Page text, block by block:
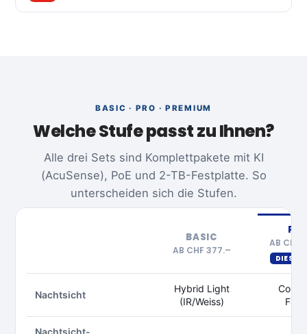
BASIC · PRO · PREMIUM
Welche Stufe passt zu Ihnen?
Alle drei Sets sind Komplettpakete mit KI
(AcuSense), PoE und 2-TB-Festplatte. So
unterscheiden sich die Stufen.
BASIC
AB CHF 377.–
AB CHF
DIESES
Nachtsicht
Hybrid Light
(IR/Weiss)
Nachtsicht-